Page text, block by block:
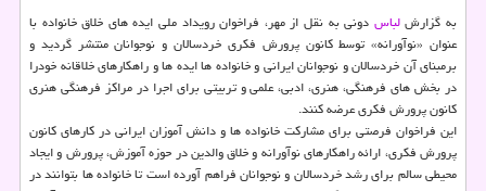
به گزارشلباس دونی به نقل از مهر، فراخوان رویداد ملی ایده های خلاق خانواده با
عنوان «نوآورانه» توسط کانون پرورش فکری خردسالان و نوجوانان منتشر گردید و
برمبنای آن خردسالان و نوجوانان ایرانی و خانواده ها ایده ها و راهکارهای خلاقانه خودرا
در بخش های فرهنگی، هنری، ادبی، علمی و تربیتی برای اجرا در مراکز فرهنگی هنری
کانون پرورش فکری عرضه کنند.
این فراخوان فرصتی برای مشارکت خانواده ها و دانش آموزان ایرانی در کارهای کانون
پرورش فکری، ارائه راهکارهای نوآورانه و خلاق والدین در حوزه آموزش، پرورش و ایجاد
محیطی سالم برای رشد خردسالان و نوجوانان فراهم آورده است تا خانواده ها بتوانند در